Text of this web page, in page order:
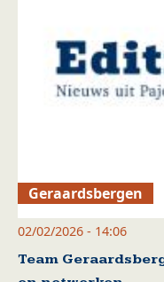
Geraardsbergen
02/02/2026 - 14:06
Team